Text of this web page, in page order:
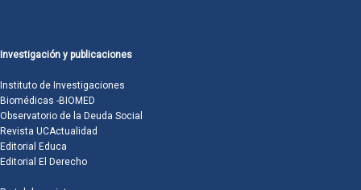
Investigación y publicaciones
Instituto de Investigaciones
Biomédicas -BIOMED
Observatorio de la Deuda Social
Revista UCActualidad
Editorial Educa
Editorial El Derecho